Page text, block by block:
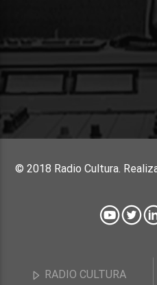
RADIO CULTURA
© 2018 Radio Cultura.